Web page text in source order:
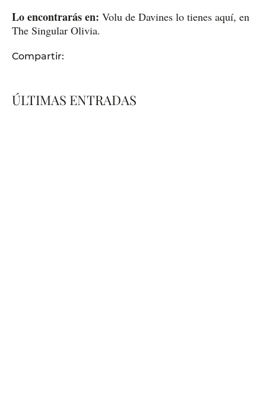
Lo encontrarás en: Volu de Davines lo tienes aquí, en
The Singular Olivia.
Compartir:
ÚLTIMAS ENTRADAS